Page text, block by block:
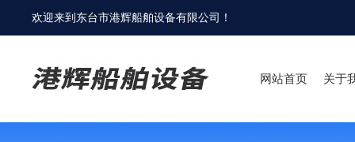
欢迎来到 东台市港辉船舶设备有限公司 ！
网站首页 关于